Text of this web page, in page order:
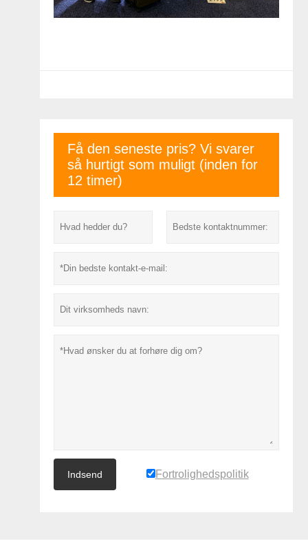
Få den seneste pris? Vi svarer
så hurtigt som muligt (inden for
12 timer)
Indsend Fortrolighedspolitik